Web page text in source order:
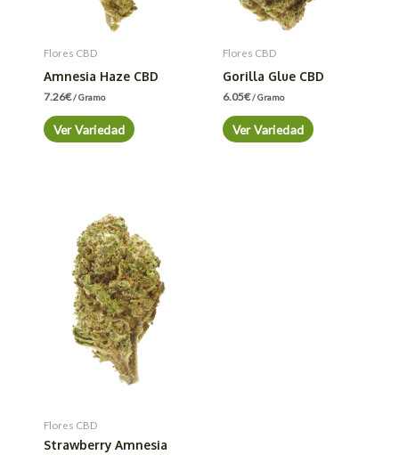
Flores CBD
Amnesia Haze CBD
7.26€/ Gramo
Ver Variedad
Flores CBD
Gorilla Glue CBD
6.05€/ Gramo
Ver Variedad
Flores CBD
Strawberry Amnesia